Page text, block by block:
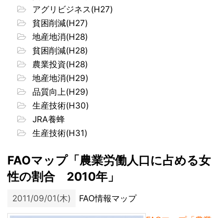
アグリビジネス(H27)
貧困削減(H27)
地産地消(H28)
貧困削減(H28)
農業投資(H28)
地産地消(H29)
品質向上(H29)
生産技術(H30)
JRA養蜂
生産技術(H31)
FAOマップ「農業労働人口に占める女
性の割合 2010年」
2011/09/01(木) FAO情報マップ